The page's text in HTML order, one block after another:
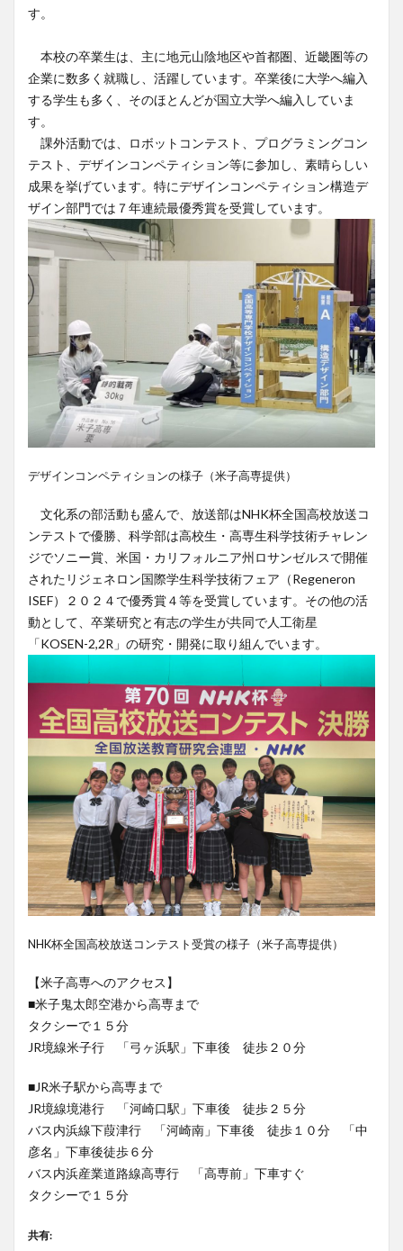
す。
本校の卒業生は、主に地元山陰地区や首都圏、近畿圏等の
企業に数多く就職し、活躍しています。卒業後に大学へ編入
する学生も多く、そのほとんどが国立大学へ編入していま
す。
課外活動では、ロボットコンテスト、プログラミングコン
テスト、デザインコンペティション等に参加し、素晴らしい
成果を挙げています。特にデザインコンペティション構造デ
ザイン部門では７年連続最優秀賞を受賞しています。
デザインコンペティションの様子（米子高専提供）
文化系の部活動も盛んで、放送部はNHK杯全国高校放送コ
ンテストで優勝、科学部は高校生・高専生科学技術チャレン
ジでソニー賞、米国・カリフォルニア州ロサンゼルスで開催
されたリジェネロン国際学生科学技術フェア（Regeneron
ISEF）２０２４で優秀賞４等を受賞しています。その他の活
動として、卒業研究と有志の学生が共同で人工衛星
「KOSEN-2,2R」の研究・開発に取り組んでいます。
NHK杯全国高校放送コンテスト受賞の様子（米子高専提供）
【米子高専へのアクセス】
■米子鬼太郎空港から高専まで
タクシーで１５分
JR境線米子行 「弓ヶ浜駅」下車後 徒歩２０分
■JR米子駅から高専まで
JR境線境港行 「河崎口駅」下車後 徒歩２５分
バス内浜線下葭津行 「河崎南」下車後 徒歩１０分 「中
彦名」下車後徒歩６分
バス内浜産業道路線高専行 「高専前」下車すぐ
タクシーで１５分
共有: